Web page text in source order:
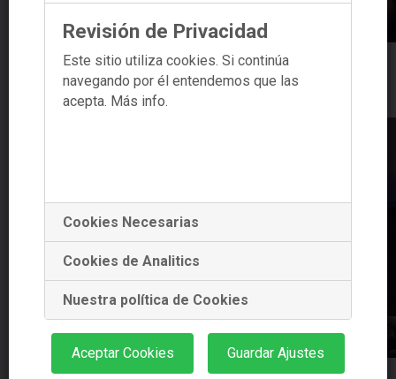
Acto de Presentación do Proxecto Xenoma
Galicia – enero 2024
Revisión de Privacidad
Este sitio utiliza cookies. Si continúa
navegando por él entendemos que las
acepta. Más info.
Cookies Necesarias
Cookies de Analitics
Nuestra política de Cookies
Aceptar Cookies Guardar Ajustes